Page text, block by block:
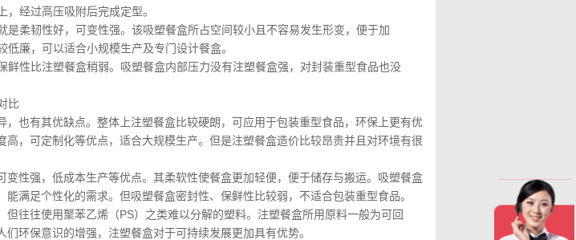
经过高压吸附后完成定型。
是柔韧性好，可变性强。该吸塑餐盒所占空间较小且不容易发生形变，便于加
廉，可以适合小规模生产及专门设计餐盒。
鲜性比注塑餐盒稍弱。吸塑餐盒内部压力没有注塑餐盒强，对封装重型食品也没
比
，也有其优缺点。整体上注塑餐盒比较硬朗，可应用于包装重型食品，环保上更有优
高，可定制化等优点，适合大规模生产。但是注塑餐盒造价比较昂贵并且对环境有很
变性强，低成本生产等优点。其柔软性使餐盒更加轻便，便于储存与搬运。吸塑餐盒
满足个性化的需求。但吸塑餐盒密封性、保鲜性比较弱，不适合包装重型食品。
但往往使用聚苯乙烯（PS）之类难以分解的塑料。注塑餐盒所用原料一般为可回
环保意识的增强，注塑餐盒对于可持续发展更加具有优势。